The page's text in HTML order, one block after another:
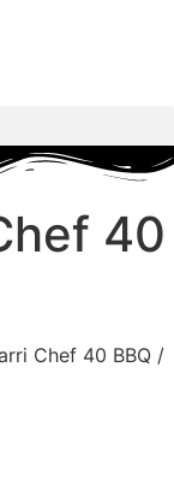
40
Chef 40 BBQ /